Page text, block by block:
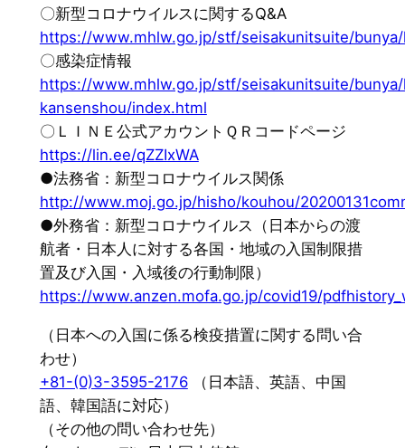
〇新型コロナウイルスに関するQ&A
https://www.mhlw.go.jp/stf/seisakunitsuite/bunya/
〇感染症情報
https://www.mhlw.go.jp/stf/seisakunitsuite/
kansenshou/index.html
〇ＬＩＮＥ公式アカウントＱＲコードページ
https://lin.ee/qZZIxWA
●法務省：新型コロナウイルス関係
http://www.moj.go.jp/hisho/kouhou/
●外務省：新型コロナウイルス（日本からの渡
航者・日本人に対する各国・地域の入国制限措
置及び入国・入域後の行動制限）
https://www.anzen.mofa.go.jp/covid19/
（日本への入国に係る検疫措置に関する問い合
わせ）
+81-(0)3-3595-2176（日本語、英語、中国
語、韓国語に対応）
（その他の問い合わせ先）